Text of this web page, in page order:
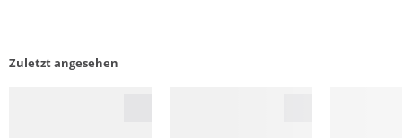
Zuletzt angesehen